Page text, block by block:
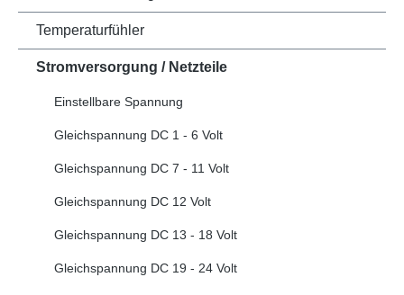
Temperaturfühler
Stromversorgung / Netzteile
Einstellbare Spannung
Gleichspannung DC 1 - 6 Volt
Gleichspannung DC 7 - 11 Volt
Gleichspannung DC 12 Volt
Gleichspannung DC 13 - 18 Volt
Gleichspannung DC 19 - 24 Volt